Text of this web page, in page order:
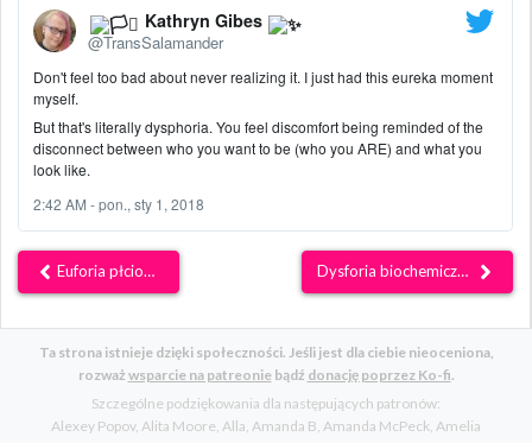
Kathryn Gibes
@TransSalamander
Don't feel too bad about never realizing it. I just had this eureka moment
myself.
But that's literally dysphoria. You feel discomfort being reminded of the
disconnect between who you want to be (who you ARE) and what you
look like.
2:42 AM - pon., sty 1, 2018
Euforia płciowa Dysforia biochemiczna
Ta strona istnieje dzięki społeczności. Jeśli jest dla ciebie nieoceniona,
rozważ wsparcie na patreoniebądź donację poprzez Ko-fi.
Szczególne podziękowania dla następujących patronów:
Alexey Popov Alita Moore Alla Amanda B Amanda McPeck Amelia